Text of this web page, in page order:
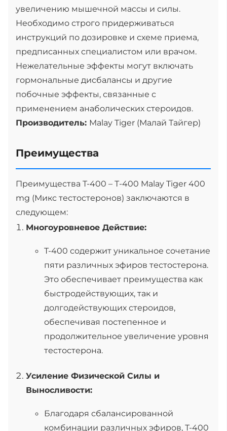
увеличению мышечной массы и силы.
Необходимо строго придерживаться
инструкций по дозировке и схеме приема,
предписанных специалистом или врачом.
Нежелательные эффекты могут включать
гормональные дисбалансы и другие
побочные эффекты, связанные с
применением анаболических стероидов.
Производитель: Malay Tiger (Малай Тайгер)
Преимущества
Преимущества T-400 – Т-400 Malay Tiger 400
mg (Микс тестостеронов) заключаются в
следующем:
Многоуровневое Действие:
T-400 содержит уникальное сочетание
пяти различных эфиров тестостерона.
Это обеспечивает преимущества как
быстродействующих, так и
долгодействующих стероидов,
обеспечивая постепенное и
продолжительное увеличение уровня
тестостерона.
Усиление Физической Силы и
Выносливости:
Благодаря сбалансированной
комбинации различных эфиров, T-400